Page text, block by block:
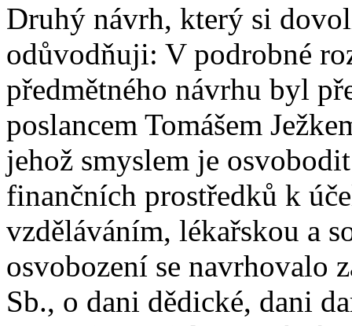
Druhý návrh, který si
odůvodňuji: V podrobné
předmětného návrhu byl
poslancem Tomášem
jehož smyslem je
finančních prostředků k
vzděláváním, lékařskou a
osvobození se navrhovalo
Sb., o dani dědické, dani